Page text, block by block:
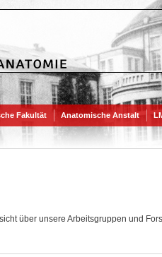
Fakultät Anatomische Anstalt
über unsere Arbeitsgruppen und